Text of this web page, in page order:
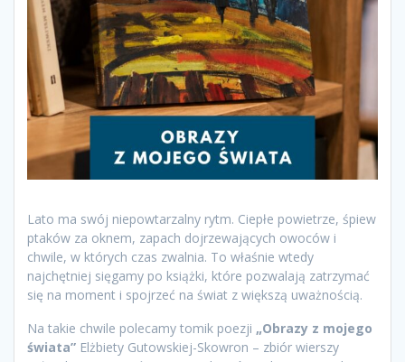
Lato ma swój niepowtarzalny rytm. Ciepłe powietrze, śpiew
ptaków za oknem, zapach dojrzewających owoców i
chwile, w których czas zwalnia. To właśnie wtedy
najchętniej sięgamy po książki, które pozwalają zatrzymać
się na moment i spojrzeć na świat z większą uważnością.
Na takie chwile polecamy tomik poezji „Obrazy z mojego
świata” Elżbiety Gutowskiej-Skowron – zbiór wierszy